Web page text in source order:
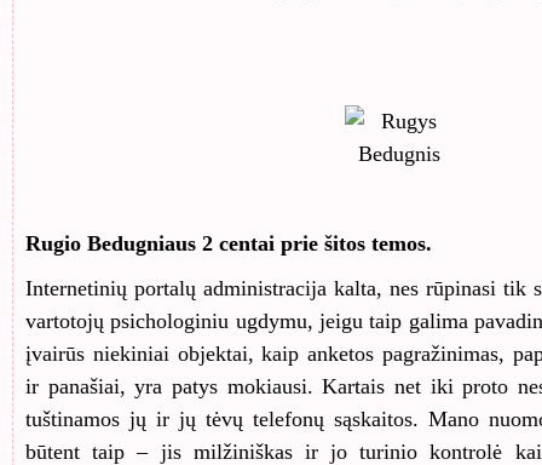
Rugio Bedugniaus 2 centai prie šitos temos.
Internetinių portalų administracija kalta, nes rūpinasi tik
vartotojų psichologiniu ugdymu, jeigu taip galima
įvairūs niekiniai objektai, kaip anketos pagražinimas,
ir panašiai, yra patys mokiausi. Kartais net iki proto
tuštinamos jų ir jų tėvų telefonų sąskaitos. Mano
būtent taip – jis milžiniškas ir jo turinio kontrolė